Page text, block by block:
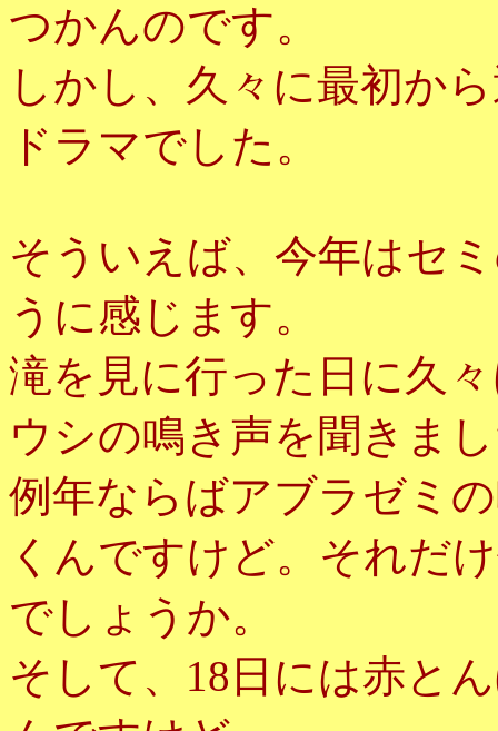
つかんのです。
しかし、久々に最初か
ドラマでした。
そういえば、今年はセ
うに感じます。
滝を見に行った日に久
ウシの鳴き声を聞きま
例年ならばアブラゼミ
くんですけど。それだ
でしょうか。
そして、18日には赤と